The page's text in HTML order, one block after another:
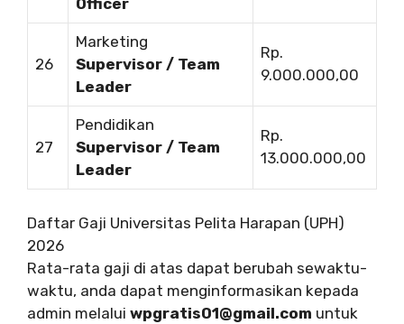
26
Marketing
Supervisor / Team
Leader
Rp.
9.000.000,00
27
Pendidikan
Supervisor / Team
Leader
Rp.
13.000.000,00
Daftar Gaji Universitas Pelita Harapan (UPH)
2026
Rata-rata gaji di atas dapat berubah sewaktu-
waktu, anda dapat menginformasikan kepada
admin melalui wpgratis01@gmail.com untuk